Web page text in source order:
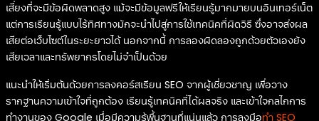
เสี่ยงที่จะมีข้อผิดพลาดสูง แม้จะมีข้อมูลฟรีให้เรียนรู้มากมายบนอินเทอร์เน็ต
แต่การเรียนรู้แบบไร้ทิศทางมักจะนำไปสู่การใช้เทคนิคที่ผิดวิธี ซึ่งอาจส่งผล
เสียต่อเว็บไซต์ในระยะยาวได้ นอกจากนี้ การลองผิดลองถูกด้วยตัวเองยัง
เสียเวลาและทรัพยากรโดยไม่จำเป็นด้วย
แนะนำให้เริ่มต้นด้วยการลงคอร์สเรียน SEO จากผู้เชี่ยวชาญ เพื่อวาง
รากฐานความเข้าใจที่ถูกต้อง เรียนรู้เทคนิคที่ได้ผลจริง และเข้าใจกลไกการ
ทำงานของ Google เมื่อมีความรู้พื้นฐานที่แน่นแล้ว การลงมือทำ SEO